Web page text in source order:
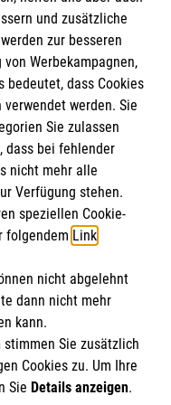
|Datenschutz
|Mediathek
und zusätzliche
zur besseren
Werbekampagnen,
bedeutet, dass Cookies
werden. Sie
Sie zulassen
dass bei fehlender
nicht mehr alle
Verfügung stehen.
speziellen Cookie-
folgendem Link.
nicht abgelehnt
dann nicht mehr
kann.
stimmen Sie zusätzlich
Cookies zu. Um Ihre
Sie Details anzeigen.